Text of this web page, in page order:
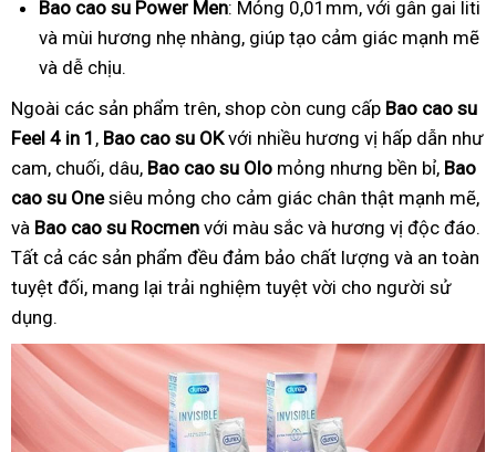
Bao cao su Power Men: Mỏng 0,01mm, với gân gai liti
và mùi hương nhẹ nhàng, giúp tạo cảm giác mạnh mẽ
và dễ chịu.
Ngoài các sản phẩm trên, shop còn cung cấp Bao cao su
Feel 4 in 1 , Bao cao su OKvới nhiều hương vị hấp dẫn như
cam, chuối, dâu, Bao cao su Olo mỏng nhưng bền bỉ, Bao
cao su Onesiêu mỏng cho cảm giác chân thật mạnh mẽ,
và Bao cao su Rocmen với màu sắc và hương vị độc đáo.
Tất cả các sản phẩm đều đảm bảo chất lượng và an toàn
tuyệt đối, mang lại trải nghiệm tuyệt vời cho người sử
dụng.